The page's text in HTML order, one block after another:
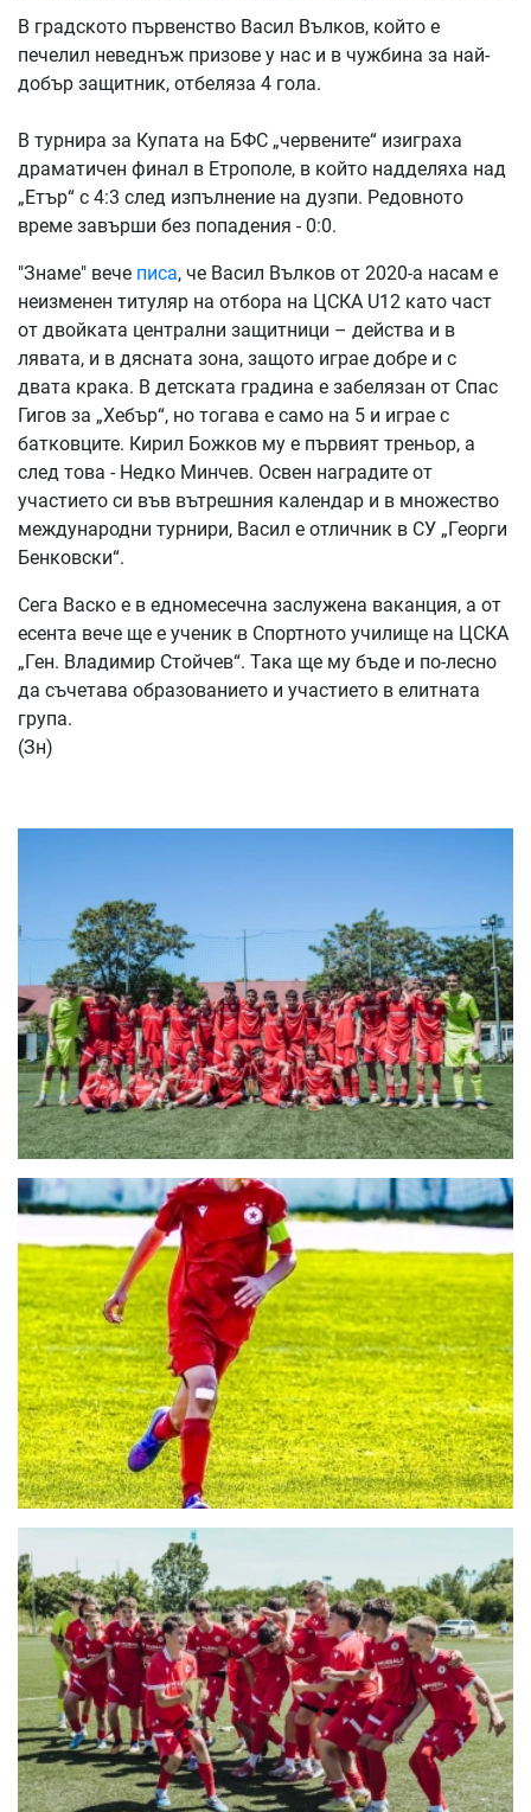
В градското първенство Васил Вълков, който е
печелил неведнъж призове у нас и в чужбина за най-
добър защитник, отбеляза 4 гола.
В турнира за Купата на БФС „червените“ изиграха
драматичен финал в Етрополе, в който надделяха над
„Етър“ с 4:3 след изпълнение на дузпи. Редовното
време завърши без попадения - 0:0.
"Знаме" вече писа, че Васил Вълков от 2020-а насам е
неизменен титуляр на отбора на ЦСКА U12 като част
от двойката централни защитници – действа и в
лявата, и в дясната зона, защото играе добре и с
двата крака. В детската градина е забелязан от Спас
Гигов за „Хебър“, но тогава е само на 5 и играе с
батковците. Кирил Божков му е първият треньор, а
след това - Недко Минчев. Освен наградите от
участието си във вътрешния календар и в множество
международни турнири, Васил е отличник в СУ „Георги
Бенковски“.
Сега Васко е в едномесечна заслужена ваканция, а от
есента вече ще е ученик в Спортното училище на ЦСКА
„Ген. Владимир Стойчев“. Така ще му бъде и по-лесно
да съчетава образованието и участието в елитната
група.
(Зн)